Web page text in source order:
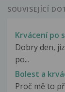
SOUVISEJÍCÍ
Krvácení po
Dobry den,
po...
Bolest a
Proč mě to